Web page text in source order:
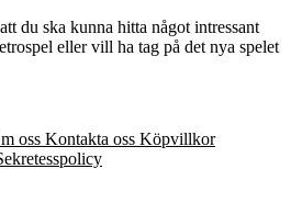
du ska kunna hitta något intressant
eller vill ha tag på det nya spelet
oss Kontakta oss Köpvillkor